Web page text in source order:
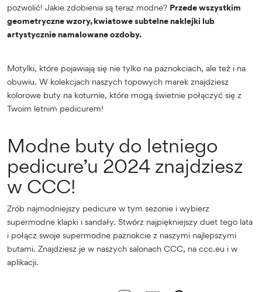
pozwolić! Jakie zdobienia są teraz modne? Przede wszystkim
geometryczne wzory, kwiatowe subtelne naklejki lub
artystycznie namalowane ozdoby.
Motylki, które pojawiają się nie tylko na paznokciach, ale też i na
obuwiu. W kolekcjach naszych topowych marek znajdziesz
kolorowe buty na koturnie, które mogą świetnie połączyć się z
Twoim letnim pedicurem!
Modne buty do letniego
pedicure’u 2024 znajdziesz
w CCC!
Zrób najmodniejszy pedicure w tym sezonie i wybierz
supermodne klapki i sandały. Stwórz najpiękniejszy duet tego lata
i połącz swoje supermodne paznokcie z naszymi najlepszymi
butami. Znajdziesz je w naszych salonach CCC, na ccc.eu i w
aplikacji.